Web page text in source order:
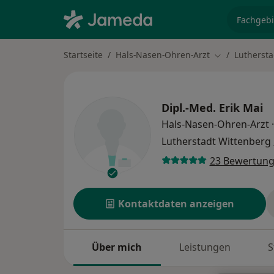
Startseite Hals-Nasen-Ohren-Arzt Stadt ändern
Dipl.-Med. Erik Mai
Hals-Nasen-Ohren-Arzt ·
Lutherstadt Wittenberg
23
Kontaktdaten anzeigen
Über mich Leistungen